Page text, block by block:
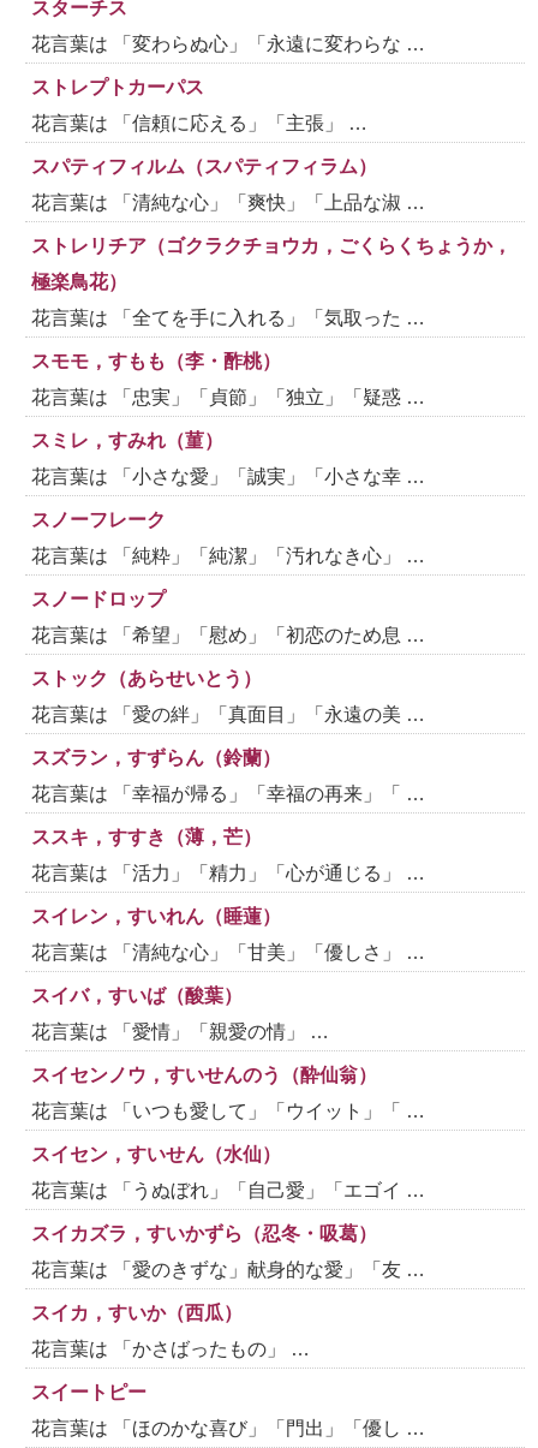
スターチス
花言葉は 「変わらぬ心」「永遠に変わらな …
ストレプトカーパス
花言葉は 「信頼に応える」「主張」 …
スパティフィルム（スパティフィラム）
花言葉は 「清純な心」「爽快」「上品な淑 …
ストレリチア（ゴクラクチョウカ，ごくらくちょうか，
極楽鳥花）
花言葉は 「全てを手に入れる」「気取った …
スモモ，すもも（李・酢桃）
花言葉は 「忠実」「貞節」「独立」「疑惑 …
スミレ，すみれ（菫）
花言葉は 「小さな愛」「誠実」「小さな幸 …
スノーフレーク
花言葉は 「純粋」「純潔」「汚れなき心」 …
スノードロップ
花言葉は 「希望」「慰め」「初恋のため息 …
ストック（あらせいとう）
花言葉は 「愛の絆」「真面目」「永遠の美 …
スズラン，すずらん（鈴蘭）
花言葉は 「幸福が帰る」「幸福の再来」「 …
ススキ，すすき（薄，芒）
花言葉は 「活力」「精力」「心が通じる」 …
スイレン，すいれん（睡蓮）
花言葉は 「清純な心」「甘美」「優しさ」 …
スイバ，すいば（酸葉）
花言葉は 「愛情」「親愛の情」 …
スイセンノウ，すいせんのう（酔仙翁）
花言葉は 「いつも愛して」「ウイット」「 …
スイセン，すいせん（水仙）
花言葉は 「うぬぼれ」「自己愛」「エゴイ …
スイカズラ，すいかずら（忍冬・吸葛）
花言葉は 「愛のきずな」献身的な愛」「友 …
スイカ，すいか（西瓜）
花言葉は 「かさばったもの」 …
スイートピー
花言葉は 「ほのかな喜び」「門出」「優し …